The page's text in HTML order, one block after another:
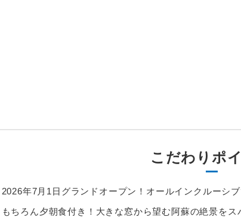
こだわりポ
2026年7月1日グランドオープン！オールインクルーシ
もちろん夕朝食付き！大きな窓から望む阿蘇の絶景を